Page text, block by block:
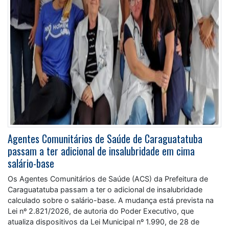
Agentes Comunitários de Saúde de Caraguatatuba
passam a ter adicional de insalubridade em cima
salário-base
Os Agentes Comunitários de Saúde (ACS) da Prefeitura de
Caraguatatuba passam a ter o adicional de insalubridade
calculado sobre o salário-base. A mudança está prevista na
Lei nº 2.821/2026, de autoria do Poder Executivo, que
atualiza dispositivos da Lei Municipal nº 1.990, de 28 de